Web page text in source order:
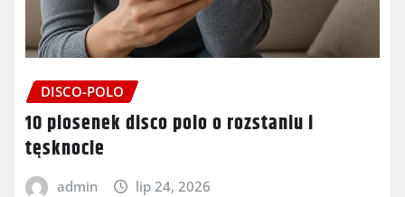
DISCO-POLO
10 piosenek disco polo o rozstaniu i
tęsknocie
admin lip 24, 2026